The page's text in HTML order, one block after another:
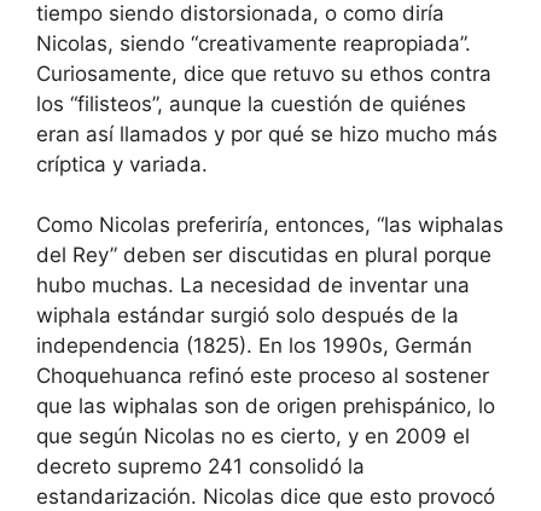
tiempo siendo distorsionada, o como diría
Nicolas, siendo “creativamente reapropiada”.
Curiosamente, dice que retuvo su ethos contra
los “filisteos”, aunque la cuestión de quiénes
eran así llamados y por qué se hizo mucho más
críptica y variada.
Como Nicolas preferiría, entonces, “las wiphalas
del Rey” deben ser discutidas en plural porque
hubo muchas. La necesidad de inventar una
wiphala estándar surgió solo después de la
independencia (1825). En los 1990s, Germán
Choquehuanca refinó este proceso al sostener
que las wiphalas son de origen prehispánico, lo
que según Nicolas no es cierto, y en 2009 el
decreto supremo 241 consolidó la
estandarización. Nicolas dice que esto provocó